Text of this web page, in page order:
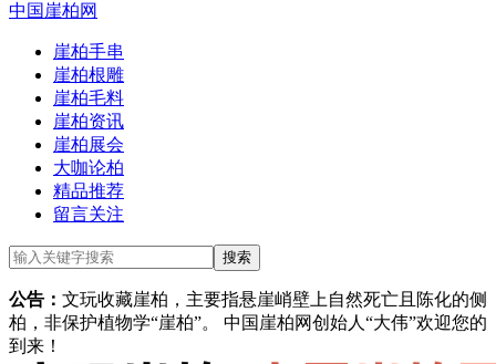
中国崖柏网
崖柏手串
崖柏根雕
崖柏毛料
崖柏资讯
崖柏展会
大咖论柏
精品推荐
留言关注
公告： 文玩收藏崖柏，主要指悬崖峭壁上自然死亡且陈化的侧
柏，非保护植物学“崖柏”。 中国崖柏网创始人“大伟”欢迎您的
到来！